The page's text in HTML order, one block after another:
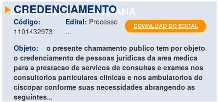
COSTA OESTE DO PARANA
CREDENCIAMENTO
Código:
1101432973
Edital: Processo
...
Objeto:
o presente chamamento publico tem por objeto
o credenciamento de pessoas juridicas da area medica
para a prestacao de servicos de consultas e exames nos
consultorios particulares clinicas e nos ambulatorios do
ciscopar conforme suas necessidades abrangendo as
seguintes...